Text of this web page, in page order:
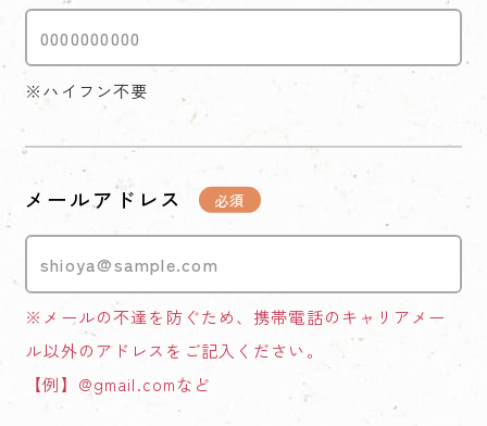
※ハイフン不要
メールアドレス
※メールの不達を防ぐため、携帯電話のキャリアメー
ル以外のアドレスをご記入ください。
【例】@gmail.comなど